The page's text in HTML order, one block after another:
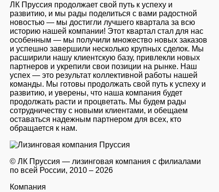
ЛК Пруссия продолжает свой путь к успеху и
развитию, и мы рады поделиться с вами радостной
новостью — мы достигли лучшего квартала за всю
историю нашей компании! Этот квартал стал для нас
особенным — мы получили множество новых заказов
и успешно завершили несколько крупных сделок. Мы
расширили нашу клиентскую базу, привлекли новых
партнеров и укрепили свои позиции на рынке. Наш
успех — это результат коллективной работы нашей
команды. Мы готовы продолжать свой путь к успеху и
развитию, и уверены, что наша компания будет
продолжать расти и процветать. Мы будем рады
сотрудничеству с новыми клиентами, и обещаем
оставаться надежным партнером для всех, кто
обращается к нам.
© ЛК Пруссия — лизинговая компания с филиалами
по всей России, 2010 – 2026
Компания